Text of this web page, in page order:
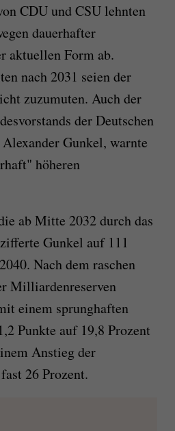
CDU und CSU lehnten
dauerhafter
aktuellen Form ab.
nach 2031 seien der
zuzumuten. Auch der
der Deutschen
Gunkel, warnte
höheren
ab Mitte 2032 durch das
Gunkel auf 111
Nach dem raschen
Milliardenreserven
einem sprunghaften
Punkte auf 19,8 Prozent
Anstieg der
26 Prozent.